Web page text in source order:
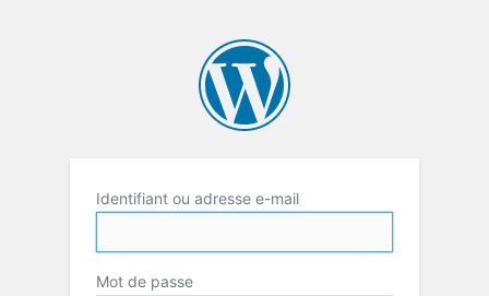
Identifiant ou adresse e-mail
Mot de passe